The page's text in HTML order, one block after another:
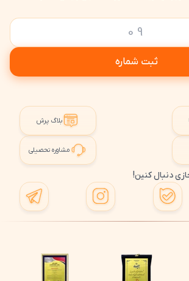
ثبت شماره
بلاگ پرش
مشاوره تحصیلی
دنبال کنین!